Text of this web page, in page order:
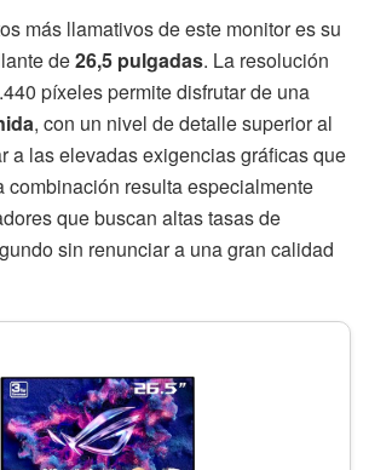
más llamativos de este monitor es su
de26,5 pulgadas. La resolución
píxeles permite disfrutar de una
, con un nivel de detalle superior al
a las elevadas exigencias gráficas que
combinación resulta especialmente
que buscan altas tasas de
sin renunciar a una gran calidad